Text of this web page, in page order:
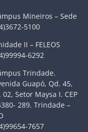
Mineiros – Sede
5100
II – FELEOS
6292
Trindade.
Guapó, Qd. 45,
02, Setor Maysa I. CEP
289. Trindade –
7657